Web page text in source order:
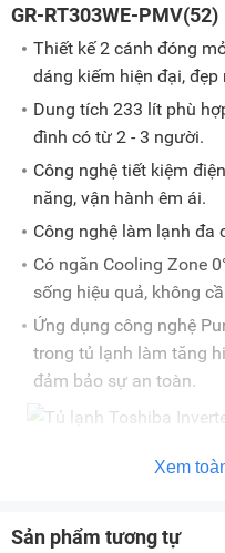
GR-RT303WE-PMV(52)
Thiết kế 2 cánh đóng
dáng kiếm hiện đại, đẹp
Dung tích 233 lít phù
đình có từ 2 - 3 người.
Công nghệ tiết kiệm
năng, vận hành êm ái.
Công nghệ làm lạnh đa
Có ngăn Cooling Zone
sống hiệu quả, không
Ứng dụng công nghệ
trong tủ lạnh làm tăng
đảm bảo sự an toàn.
Đánh giá tủ lạnh
RT303WE-PMV(52)
độc đáo
Xem
Sản phẩm tương tự